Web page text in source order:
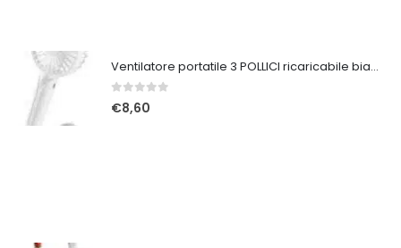
Ventilatore portatile 3 POLLICI ricaricabile bianco
0Su 5
€8,60